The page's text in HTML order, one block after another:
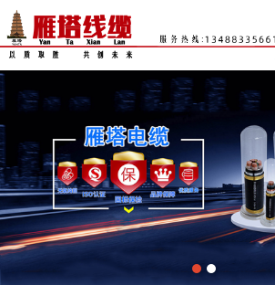
首页 关于雁塔产品展示企业资质 阿里商铺